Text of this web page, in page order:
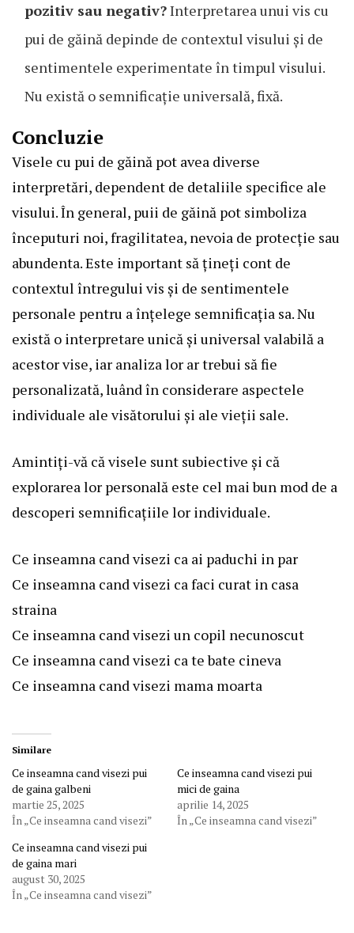
pozitiv sau negativ?Interpretarea unui vis cu
pui de găină depinde de contextul visului și de
sentimentele experimentate în timpul visului.
Nu există o semnificație universală, fixă.
Concluzie
Visele cu pui de găină pot avea diverse
interpretări, dependent de detaliile specifice ale
visului. În general, puii de găină pot simboliza
începuturi noi, fragilitatea, nevoia de protecție sau
abundenta. Este important să țineți cont de
contextul întregului vis și de sentimentele
personale pentru a înțelege semnificația sa. Nu
există o interpretare unică și universal valabilă a
acestor vise, iar analiza lor ar trebui să fie
personalizată, luând în considerare aspectele
individuale ale visătorului și ale vieții sale.
Amintiți-vă că visele sunt subiective și că
explorarea lor personală este cel mai bun mod de a
descoperi semnificațiile lor individuale.
Ce inseamna cand visezi ca ai paduchi in par
Ce inseamna cand visezi ca faci curat in casa
straina
Ce inseamna cand visezi un copil necunoscut
Ce inseamna cand visezi ca te bate cineva
Ce inseamna cand visezi mama moarta
Similare
Ce inseamna cand visezi pui
de gaina galbeni
martie 25, 2025
În „Ce inseamna cand visezi”
Ce inseamna cand visezi pui
mici de gaina
aprilie 14, 2025
În „Ce inseamna cand visezi”
Ce inseamna cand visezi pui
de gaina mari
august 30, 2025
În „Ce inseamna cand visezi”